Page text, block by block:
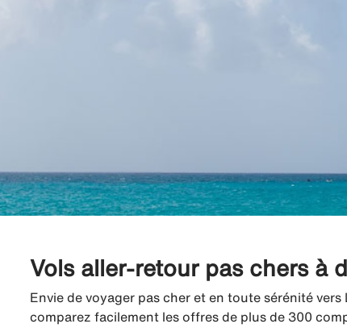
Vols aller-retour pas chers à
Envie de voyager pas cher et en toute sérénité
comparez facilement les offres de plus de 300